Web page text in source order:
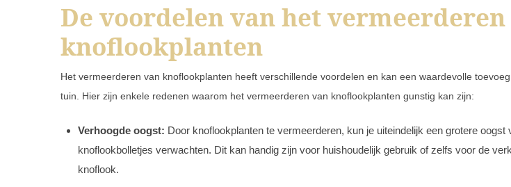
De voordelen van het
knoflookplanten
Het vermeerderen van knoflookplanten heeft verschillende voordelen en kan een waardevolle
tuin. Hier zijn enkele redenen waarom het vermeerderen van knoflookplanten gunstig kan zijn:
Verhoogde oogst: Door knoflookplanten te vermeerderen, kun je uiteindelijk een grotere oogst
knoflookbolletjes verwachten. Dit kan handig zijn voor huishoudelijk gebruik of zelfs voor de
knoflook.